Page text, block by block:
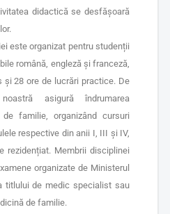
didactică se desfășoară
este organizat pentru studenții
română, engleză și franceză,
și 28 ore de lucrări practice. De
asigură îndrumarea
familie, organizând cursuri
respective din anii I, III și IV,
rezidențiat. Membrii disciplinei
organizate de Ministerul
titlului de medic specialist sau
de familie.